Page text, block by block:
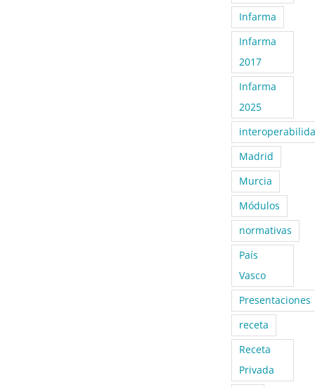
Infarma
Infarma
2017
Infarma
2025
Madrid
Murcia
Módulos
normativas
País
Vasco
Presentaciones
receta
Receta
Privada